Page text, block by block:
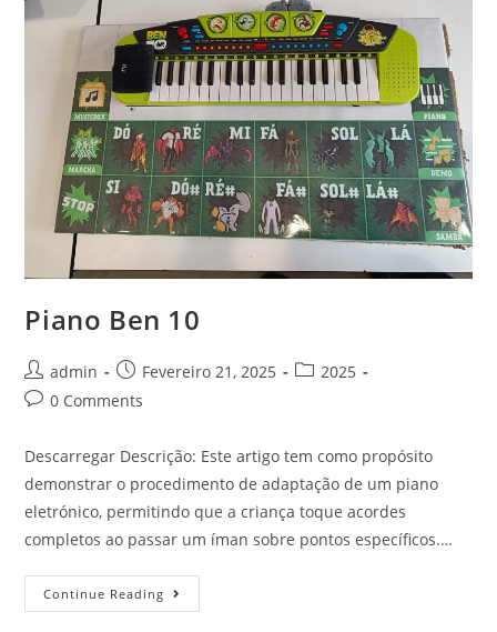
Piano Ben 10
Post
author:
admin
Post
published:
Fevereiro 21, 2025
Post2025
Post0 Comments
Descarregar Descrição: Este artigo tem como propósito
demonstrar o procedimento de adaptação de um piano
eletrónico, permitindo que a criança toque acordes
completos ao passar um íman sobre pontos específicos.…
Continue Reading Piano
Ben